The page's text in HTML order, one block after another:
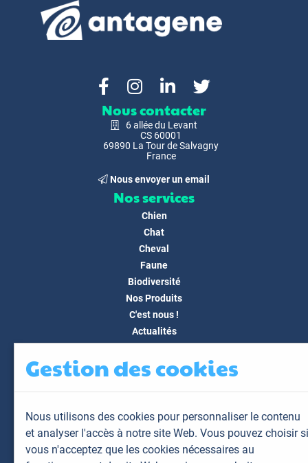
Nous contacter
6 allée du Levant
CS 60001
69890 La Tour de Salvagny
France
Nous envoyer un email
Nos services
Chien
Chat
Cheval
Faune
Biodiversité
Nos Produits
C'est nous !
Actualités
FAQ
Mon espace
Mes animaux
Mes résultats
Gestion des cookies
Nous utilisons des cookies pour personnaliser le contenu
et analyser l'accès à notre site Web. Vous pouvez choisir si
vous n'acceptez que les cookies nécessaires au